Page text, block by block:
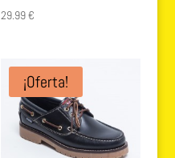
29.99€
¡Oferta!